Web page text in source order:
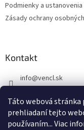
Táto webová stránka
prehliadaní tejto
používaním... Viac
Podmienky a ustanovenia
Zásady ochrany
Kontakt
info@vencl.sk